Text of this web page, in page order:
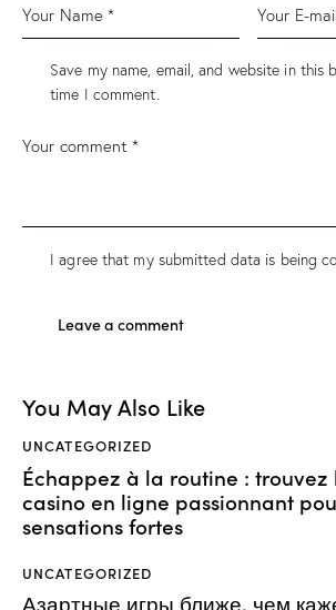
Save my name, email, and website in
time I comment.
I agree that my submitted data is being
You May Also Like
UNCATEGORIZED
Échappez à la routine :
casino en ligne passionnant
sensations fortes
UNCATEGORIZED
Азартные игры ближе, чем